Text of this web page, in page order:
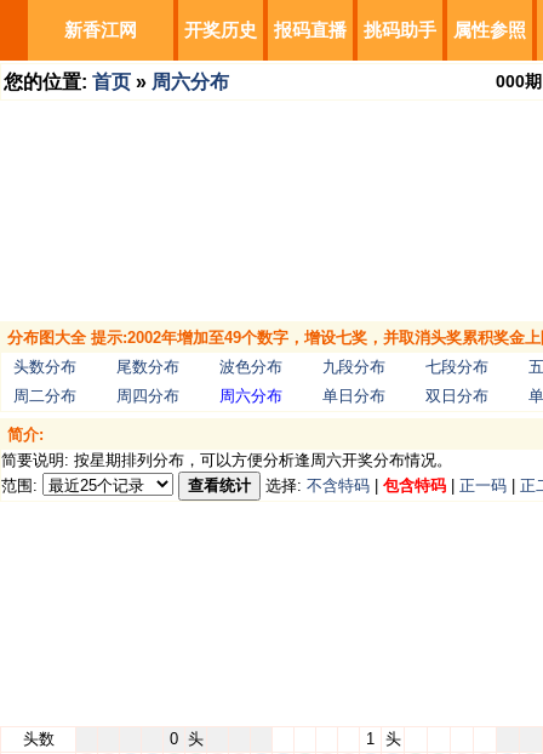
新香江网 开奖历史 报码直播 挑码助手 属性参照
您的位置: 首页 » 周六分布 000期
分布图大全 提示:2002年增加至49个数字，增设七奖，并取消头奖累积奖金
头数分布
尾数分布 波色分布 九段分布 七段分布
周二分布
周四分布 周六分布 单日分布 双日分布
简介:
简要说明: 按星期排列分布，可以方便分析逢周六开奖分布情况。
范围:
查看统计 选择: 不含特码 包含特码 正一码 正
头数 0 头 1 头